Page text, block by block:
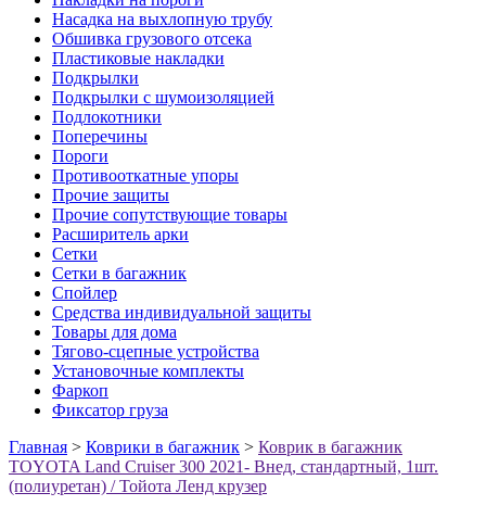
Насадка на выхлопную трубу
Обшивка грузового отсека
Пластиковые накладки
Подкрылки
Подкрылки с шумоизоляцией
Подлокотники
Поперечины
Пороги
Противооткатные упоры
Прочие защиты
Прочие сопутствующие товары
Расширитель арки
Сетки
Сетки в багажник
Спойлер
Средства индивидуальной защиты
Товары для дома
Тягово-сцепные устройства
Установочные комплекты
Фаркоп
Фиксатор груза
Главная > Коврики в багажник > Коврик в багажник
TOYOTA Land Cruiser 300 2021- Внед, стандартный, 1шт.
(полиуретан) / Тойота Ленд крузер